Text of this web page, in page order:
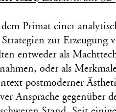
Primat einer
Strategien zur
entweder als
oder als
postmoderner
Ansprache gegenüber